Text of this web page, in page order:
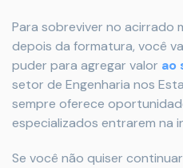
Para sobreviver no acirrado
depois da formatura, você
puder para agregar valor ao
setor de Engenharia nos
sempre oferece
especializados entrarem na
Se você não quiser